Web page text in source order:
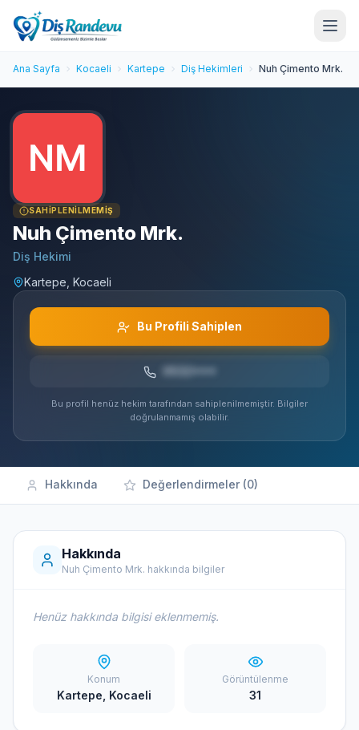
Ana Sayfa Kocaeli Kartepe Diş Hekimleri Nuh Çimento Mrk.
SAHIPLENILMEMIŞ
Nuh Çimento Mrk.
Diş Hekimi
Kartepe, Kocaeli
Bu Profili Sahiplen
Bu profil henüz hekim tarafından sahiplenilmemiştir. Bilgiler
doğrulanmamış olabilir.
Hakkında Değerlendirmeler (0)
Hakkında
Nuh Çimento Mrk. hakkında bilgiler
Henüz hakkında bilgisi eklenmemiş.
Konum
Kartepe, Kocaeli
Görüntülenme
31